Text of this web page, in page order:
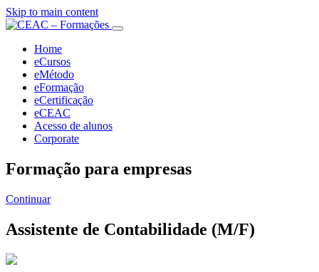
Skip to main content
Home
eCursos
eMétodo
eFormação
eCertificação
eCEAC
Acesso de alunos
Corporate
Formação para empresas
Continuar
Assistente de Contabilidade (M/F)